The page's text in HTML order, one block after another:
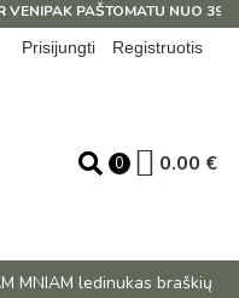
PAŠTOMATU NUO 39
Prisijungti
Registruotis
0 0.00 €
MNIAM ledinukas braškių